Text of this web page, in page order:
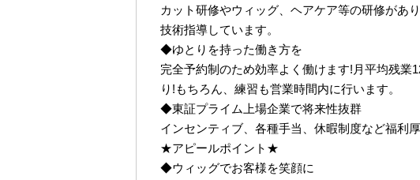
カット研修やウィッグ、ヘアケア等の研修があ
技術指導しています。
◆ゆとりを持った働き方を
完全予約制のため効率よく働けます!月平均残業
り!もちろん、練習も営業時間内に行います。
◆東証プライム上場企業で将来性抜群
インセンティブ、各種手当、休暇制度など福利厚
★アピールポイント★
◆ウィッグでお客様を笑顔に